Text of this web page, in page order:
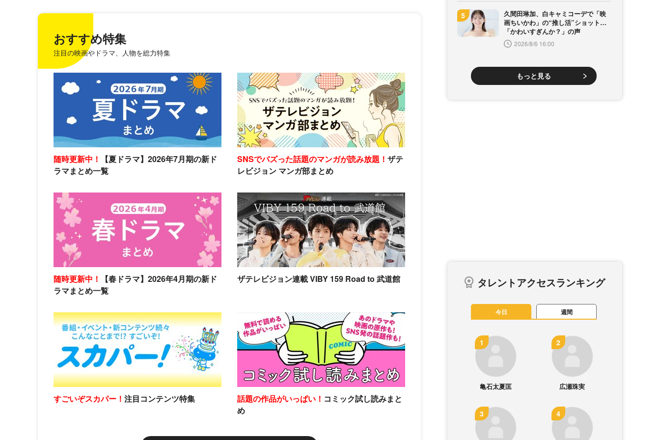
おすすめ特集
注目の映画やドラマ、人物を総力特集
随時更新中！
【夏ドラマ】2026年7月期の新ド
ラマまとめ一覧
SNSでバズった話題のマンガが読み放題！ ザテ
レビジョン マンガ部まとめ
随時更新中！
【春ドラマ】2026年4月期の新ド
ラマまとめ一覧
ザテレビジョン連載 VIBY 159 Road to 武道館
すごいぞスカパー！ 注目コンテンツ特集 話題の作品がいっぱい！ コミック試し読みまと
め
久間田琳加、白キャミコーデで「映
画ちいかわ」の“推し活”ショット…
「かわいすぎんか？」の声
2026/8/6 16:00
もっと見る
タレントアクセスランキング
今日 週間
亀石太夏匡 広瀬珠実